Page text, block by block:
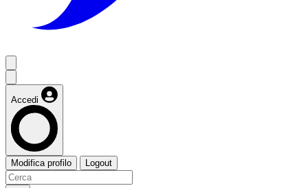
Accedi
Modifica profilo Logout